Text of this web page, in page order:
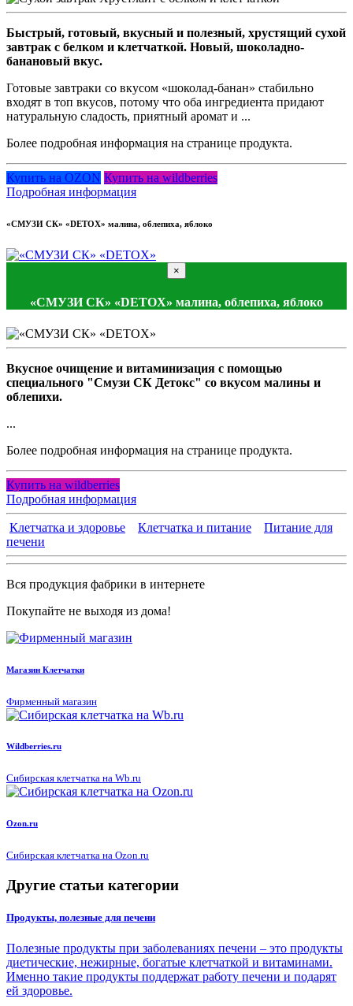
Быстрый, готовый, вкусный и полезный, хрустящий сухой
завтрак с белком и клетчаткой. Новый, шоколадно-
банановый вкус.
Готовые завтраки со вкусом «шоколад-банан» стабильно
входят в топ вкусов, потому что оба ингредиента придают
натуральную сладость, приятный аромат и ...
Более подробная информация на странице продукта.
Купить на OZON Купить на wildberries
Подробная информация
«СМУЗИ СК» «DETOX» малина, облепиха, яблоко
×
«СМУЗИ СК» «DETOX» малина, облепиха, яблоко
Вкусное очищение и витаминизация с помощью
специального "Смузи СК Детокс" со вкусом малины и
облепихи.
...
Более подробная информация на странице продукта.
Купить на wildberries
Подробная информация
Клетчатка и здоровье Клетчатка и питание
Питание для
печени
Вся продукция фабрики в интернете
Покупайте не выходя из дома!
Магазин Клетчатки
Фирменный магазин
Wildberries.ru
Сибирская клетчатка на Wb.ru
Ozon.ru
Сибирская клетчатка на Ozon.ru
Другие статьи категории
Продукты, полезные для печени
Полезные продукты при заболеваниях печени – это продукты
диетические, нежирные, богатые клетчаткой и витаминами.
Именно такие продукты поддержат работу печени и подарят
ей здоровье.